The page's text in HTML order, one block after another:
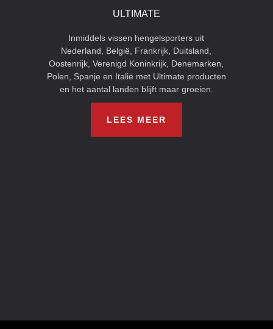
ULTIMATE
Inmiddels vissen hengelsporters uit
Nederland, België, Frankrijk, Duitsland,
Oostenrijk, Verenigd Koninkrijk, Denemarken,
Polen, Spanje en Italië met Ultimate producten
en het aantal landen blijft maar groeien.
LEES MEER